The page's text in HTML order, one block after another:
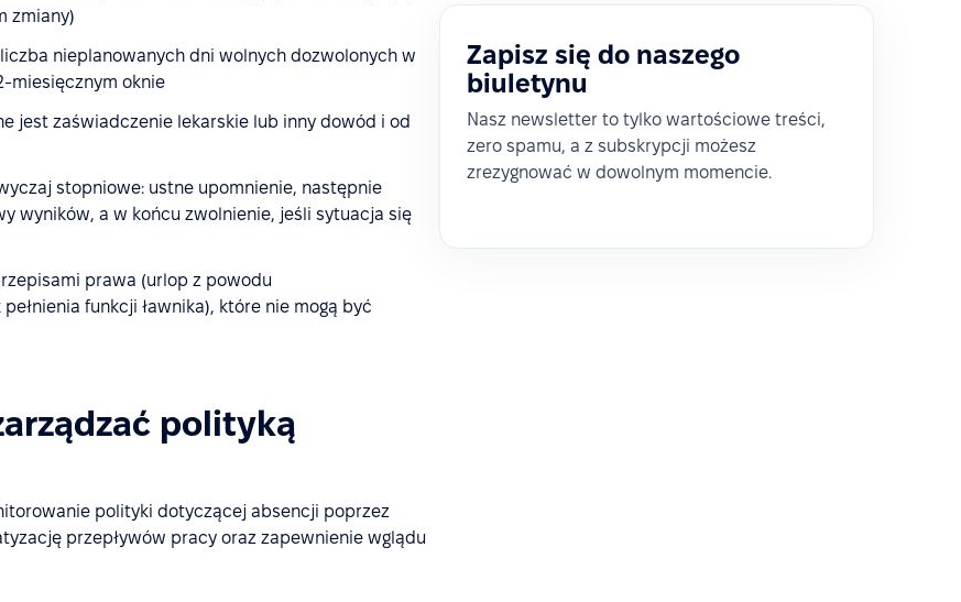
zmiany)
nieplanowanych dni wolnych dozwolonych w
miesięcznym oknie
jest zaświadczenie lekarskie lub inny dowód i od
stopniowe: ustne upomnienie, następnie
wyników, a w końcu zwolnienie, jeśli sytuacja się
prawa (urlop z powodu
funkcji ławnika), które nie mogą być
polityką
polityki dotyczącej absencji poprzez
przepływów pracy oraz zapewnienie wglądu
Zapisz się do naszego
biuletynu
Nasz newsletter to tylko wartościowe treści,
zero spamu, a z subskrypcji możesz
zrezygnować w dowolnym momencie.